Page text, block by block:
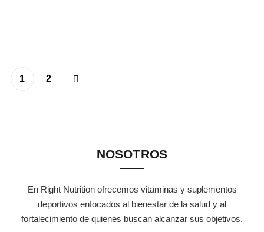
1 2
NOSOTROS
En Right Nutrition ofrecemos vitaminas y suplementos
deportivos enfocados al bienestar de la salud y al
fortalecimiento de quienes buscan alcanzar sus objetivos.